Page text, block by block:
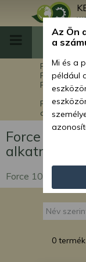
Főoldal
Force
Force 1016
Force 1016
alkatrészek
Force 1016
alkatrészek
Force 1016 Stage
0 termék
Az Ön
a
Mi és a
például